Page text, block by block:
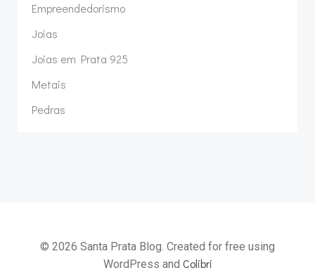
Empreendedorismo
Joias
Joias em Prata 925
Metais
Pedras
© 2026 Santa Prata Blog. Created for free using
WordPress and Colibri